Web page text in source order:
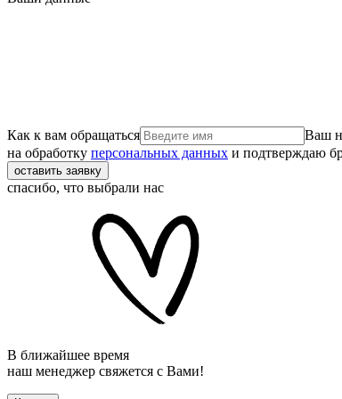
Как к вам обращаться Ваш
на обработку персональных данных и подтверждаю
оставить заявку
спасибо, что выбрали нас
В ближайшее время
наш менеджер свяжется с Вами!